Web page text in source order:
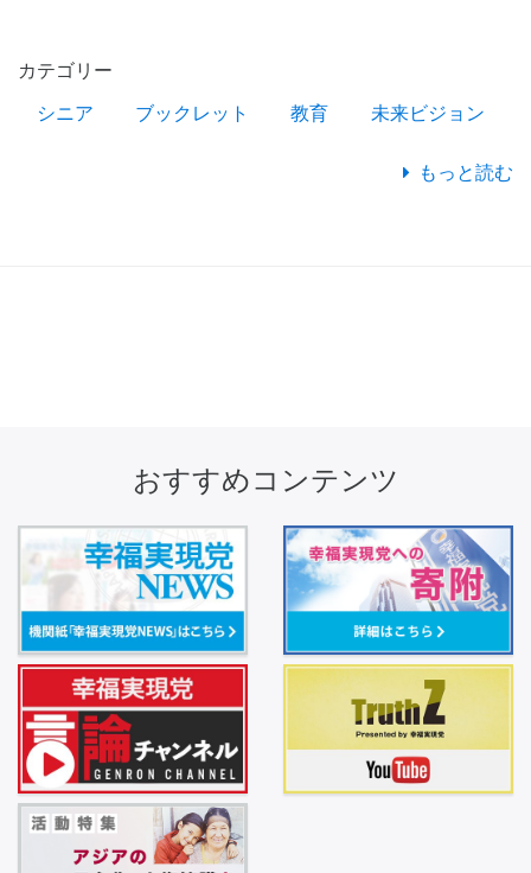
カテゴリー
シニア ブックレット 教育 未来ビジョン
もっと読む
おすすめコンテンツ